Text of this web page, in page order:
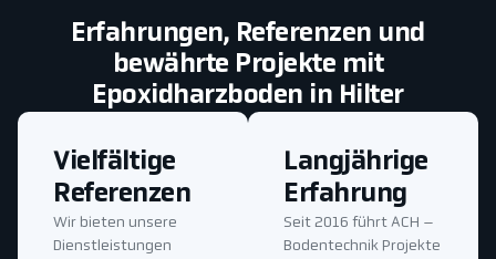
Erfahrungen, Referenzen und
bewährte Projekte mit
Epoxidharzboden in Hilter
Langjährige
Erfahrung
Seit 2016 führt ACH –
Bodentechnik Projekte
Vielfältige
Referenzen
Wir bieten unsere
Dienstleistungen